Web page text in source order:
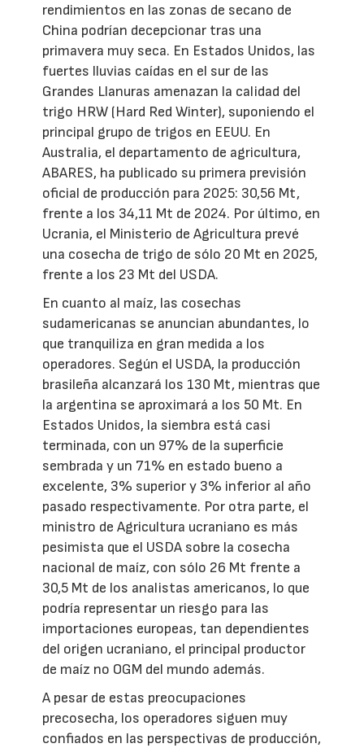
rendimientos en las zonas de secano de
China podrían decepcionar tras una
primavera muy seca. En Estados Unidos, las
fuertes lluvias caídas en el sur de las
Grandes Llanuras amenazan la calidad del
trigo HRW (Hard Red Winter), suponiendo el
principal grupo de trigos en EEUU. En
Australia, el departamento de agricultura,
ABARES, ha publicado su primera previsión
oficial de producción para 2025: 30,56 Mt,
frente a los 34,11 Mt de 2024. Por último, en
Ucrania, el Ministerio de Agricultura prevé
una cosecha de trigo de sólo 20 Mt en 2025,
frente a los 23 Mt del USDA.
En cuanto al maíz, las cosechas
sudamericanas se anuncian abundantes, lo
que tranquiliza en gran medida a los
operadores. Según el USDA, la producción
brasileña alcanzará los 130 Mt, mientras que
la argentina se aproximará a los 50 Mt. En
Estados Unidos, la siembra está casi
terminada, con un 97% de la superficie
sembrada y un 71% en estado bueno a
excelente, 3% superior y 3% inferior al año
pasado respectivamente. Por otra parte, el
ministro de Agricultura ucraniano es más
pesimista que el USDA sobre la cosecha
nacional de maíz, con sólo 26 Mt frente a
30,5 Mt de los analistas americanos, lo que
podría representar un riesgo para las
importaciones europeas, tan dependientes
del origen ucraniano, el principal productor
de maíz no OGM del mundo además.
A pesar de estas preocupaciones
precosecha, los operadores siguen muy
confiados en las perspectivas de producción,